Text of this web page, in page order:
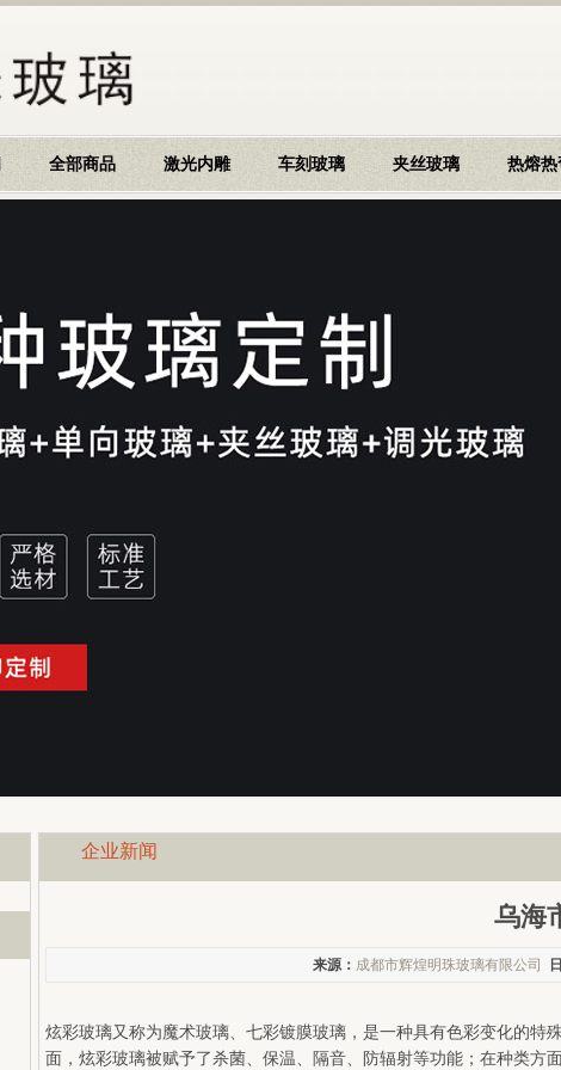
全部商品 激光内雕 车刻玻璃 夹丝玻璃 热熔热
企业新闻
乌海
来源： 成都市辉煌明珠玻璃有限公司
炫彩玻璃又称为魔术玻璃、七彩镀膜玻璃，是一种具有色彩变化的
面，炫彩玻璃被赋予了杀菌、保温、隔音、防辐射等功能；在种类